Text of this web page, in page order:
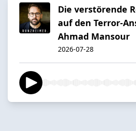
Die verstörende
auf den Terror-
Ahmad Mansour
2026-07-28